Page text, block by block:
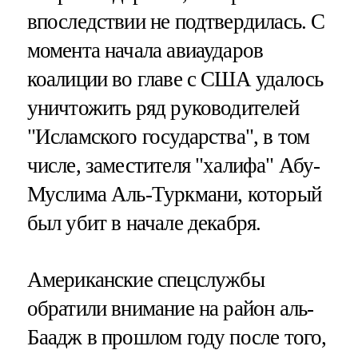
впоследствии не подтвердилась. С
момента начала авиаударов
коалиции во главе с США удалось
уничтожить ряд руководителей
"Исламского государства", в том
числе, заместителя "халифа" Абу-
Муслима Аль-Туркмани, который
был убит в начале декабря.
Американские спецслужбы
обратили внимание на район аль-
Баадж в прошлом году после того,